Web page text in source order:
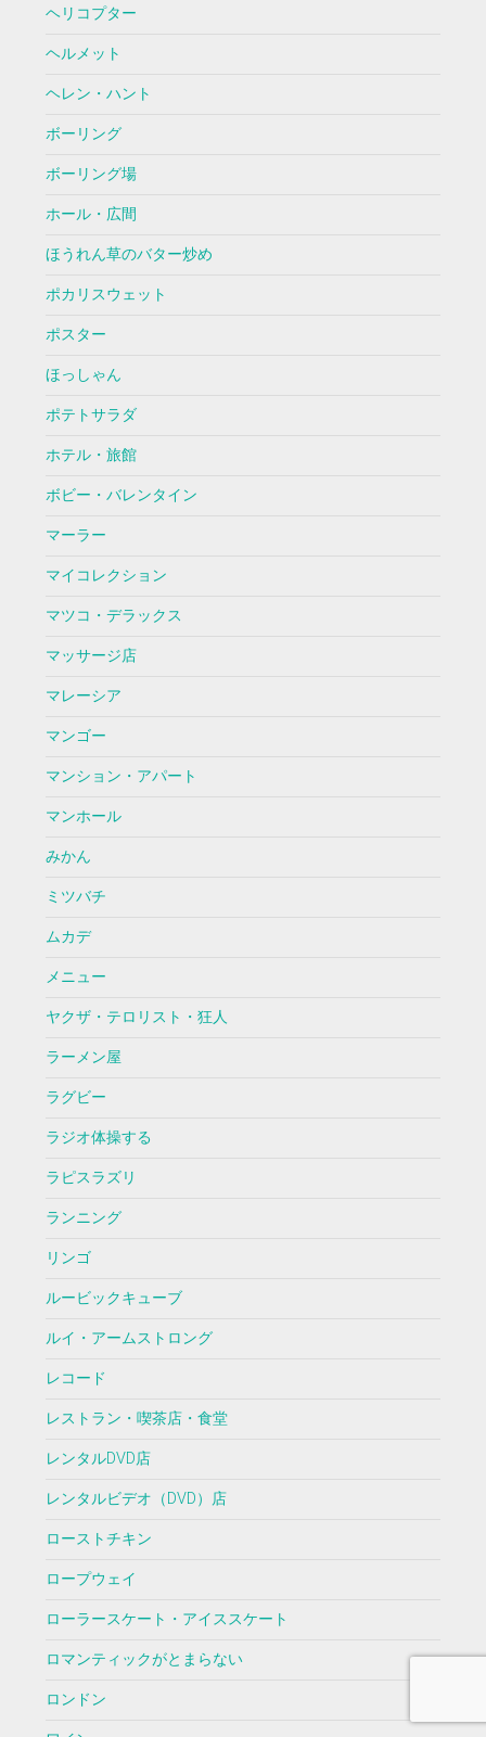
ヘリコプター
ヘルメット
ヘレン・ハント
ボーリング
ボーリング場
ホール・広間
ほうれん草のバター炒め
ポカリスウェット
ポスター
ほっしゃん
ポテトサラダ
ホテル・旅館
ボビー・バレンタイン
マーラー
マイコレクション
マツコ・デラックス
マッサージ店
マレーシア
マンゴー
マンション・アパート
マンホール
みかん
ミツバチ
ムカデ
メニュー
ヤクザ・テロリスト・狂人
ラーメン屋
ラグビー
ラジオ体操する
ラピスラズリ
ランニング
リンゴ
ルービックキューブ
ルイ・アームストロング
レコード
レストラン・喫茶店・食堂
レンタルDVD店
レンタルビデオ（DVD）店
ローストチキン
ロープウェイ
ローラースケート・アイススケート
ロマンティックがとまらない
ロンドン